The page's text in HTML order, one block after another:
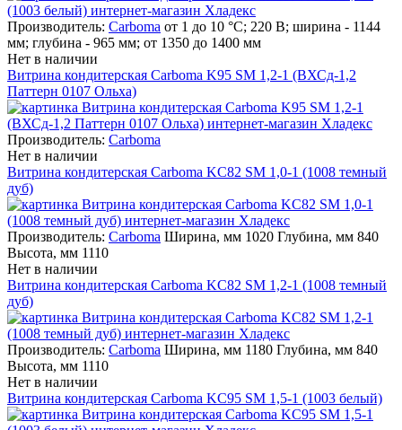
Производитель: Carboma от 1 до 10 °С; 220 В; ширина - 1144
мм; глубина - 965 мм; от 1350 до 1400 мм
Нет в наличии
Витрина кондитерская Carboma K95 SM 1,2-1 (ВХСд-1,2
Паттерн 0107 Ольха)
Производитель: Carboma
Нет в наличии
Витрина кондитерская Carboma KC82 SM 1,0-1 (1008 темный
дуб)
Производитель: Carboma Ширина, мм 1020 Глубина, мм 840
Высота, мм 1110
Нет в наличии
Витрина кондитерская Carboma KC82 SM 1,2-1 (1008 темный
дуб)
Производитель: Carboma Ширина, мм 1180 Глубина, мм 840
Высота, мм 1110
Нет в наличии
Витрина кондитерская Carboma KC95 SM 1,5-1 (1003 белый)